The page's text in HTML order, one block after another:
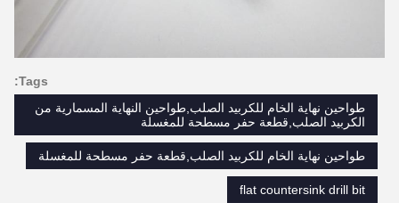
Tags:
طواحين نهاية الخام للكربيد الصلب,طواحين النهاية المسمارية من
الكربيد الصلب,قطعة حفر مسطحة للمغسلة
طواحين نهاية الخام للكربيد الصلب,قطعة حفر مسطحة للمغسلة
flat countersink drill bit